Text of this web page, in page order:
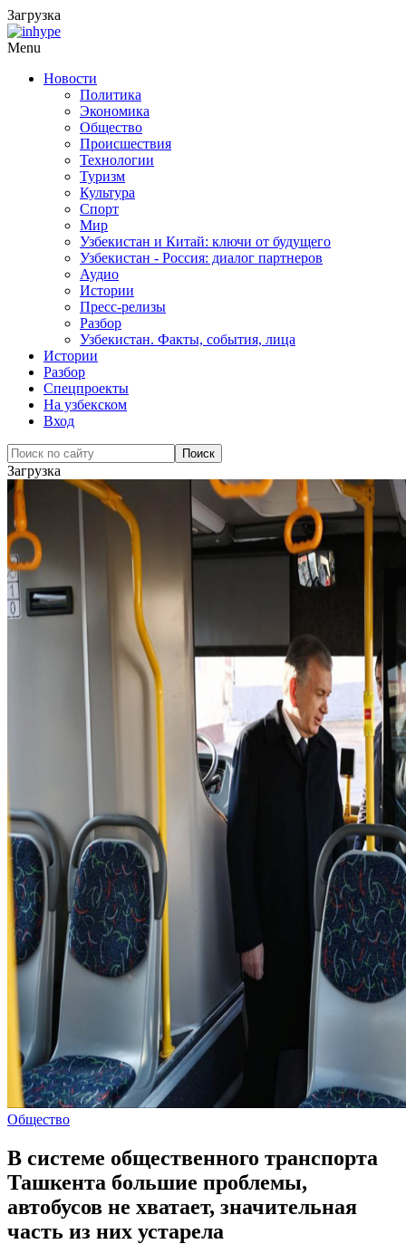
Загрузка
Menu
Новости
Политика
Экономика
Общество
Происшествия
Технологии
Туризм
Культура
Спорт
Мир
Узбекистан и Китай: ключи от будущего
Узбекистан - Россия: диалог партнеров
Аудио
Истории
Пресс-релизы
Разбор
Узбекистан. Факты, события, лица
Истории
Разбор
Спецпроекты
На узбекском
Вход
Загрузка
Общество
В системе общественного транспорта
Ташкента большие проблемы,
автобусов не хватает, значительная
часть из них устарела